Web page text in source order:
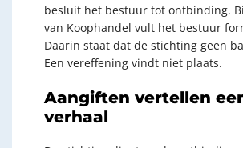
besluit het bestuur tot ontbinding.
van Koophandel vult het bestuur
Daarin staat dat de stichting geen
Een vereffening vindt niet plaats.
Aangiften vertellen
verhaal